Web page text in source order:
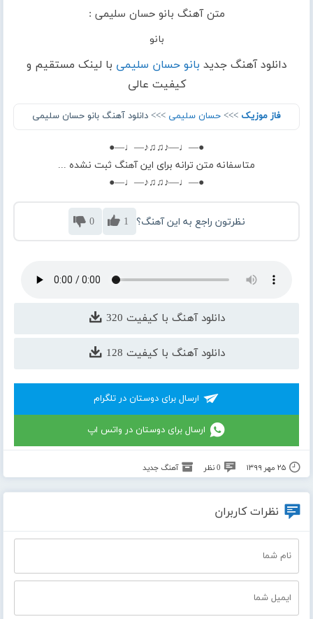
متن آهنگ بانو حسان سلیمی :
بانو
دانلود آهنگ جدید بانو حسان سلیمی با لینک مستقیم و
کیفیت عالی
فاز موزیک >>> حسان سلیمی >>> دانلود آهنگ بانو حسان سلیمی
●—♩—♪♫♫♪—♩—●
متاسفانه متن ترانه برای این آهنگ ثبت نشده ...
●—♩—♪♫♫♪—♩—●
نظرتون راجع به این آهنگ؟ 1
0
دانلود آهنگ با کیفیت 320
دانلود آهنگ با کیفیت 128
ارسال برای دوستان در تلگرام
ارسال برای دوستان در واتس اپ
۲۵ مهر ۱۳۹۹ 0 نظر آهنگ جدید
نظرات کاربران